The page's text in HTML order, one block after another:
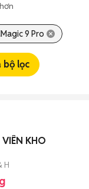
9 Pro
bộ lọc
KHO
H